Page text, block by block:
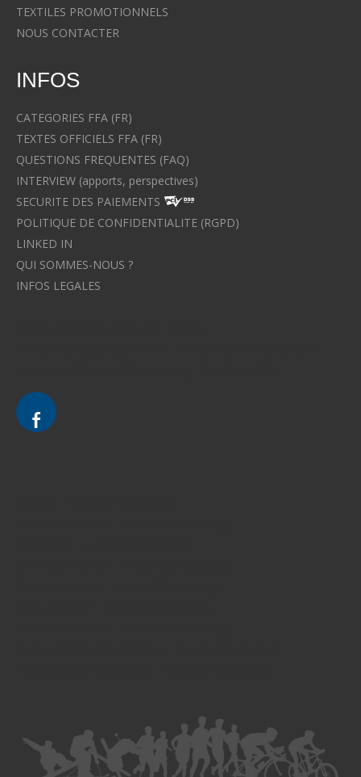
TEXTILES PROMOTIONNELS
NOUS CONTACTER
INFOS
CATEGORIES FFA (FR)
TEXTES OFFICIELS FFA (FR)
QUESTIONS FREQUENTES (FAQ)
INTERVIEW (apports, perspectives)
SECURITE DES PAIEMENTS
POLITIQUE DE CONFIDENTIALITE (RGPD)
LINKED IN
QUI SOMMES-NOUS ?
INFOS LEGALES